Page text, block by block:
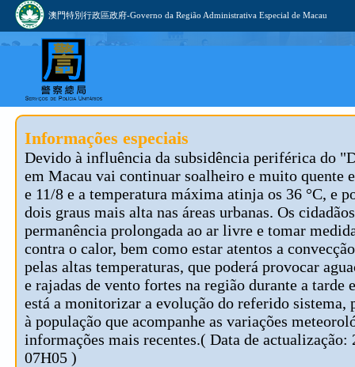
澳門特別行政區政府-Governo da Região Administrativa Especial de Macau
Informações especiais
Devido à influência da subsidência periférica do
em Macau vai continuar soalheiro e muito quente
e 11/8 e a temperatura máxima atinja os 36 °C, e
dois graus mais alta nas áreas urbanas. Os
permanência prolongada ao ar livre e tomar
contra o calor, bem como estar atentos a
pelas altas temperaturas, que poderá provocar
e rajadas de vento fortes na região durante a tarde
está a monitorizar a evolução do referido sistema,
à população que acompanhe as variações
informações mais recentes.( Data de actualização:
07H05 )